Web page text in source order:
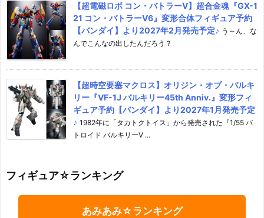
【超電磁ロボ コン・バトラーV】超合金魂『GX-1
21 コン・バトラーV6』変形合体フィギュア予約
【バンダイ】より2027年2月発売予定♪ う～ん、な
んでこんなの出したんだろう？
【超時空要塞マクロス】オリジン・オブ・バルキ
リー『VF-1J バルキリー45th Anniv.』変形フィ
ギュア予約【バンダイ】より2027年1月発売予定
♪ 1982年に「タカトクトイス」から発売された『1/55 バ
トロイド バルキリーV ...
フィギュア☆ランキング
あみあみ☆ランキング